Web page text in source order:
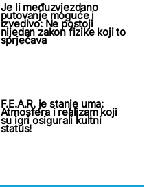
Je li međuzvjezdano
putovanje moguće i
izvedivo: Ne postoji
nijedan zakon fizike koji to
sprječava
F.E.A.R. je stanje uma:
Atmosfera i realizam koji
su igri osigurali kultni
status!